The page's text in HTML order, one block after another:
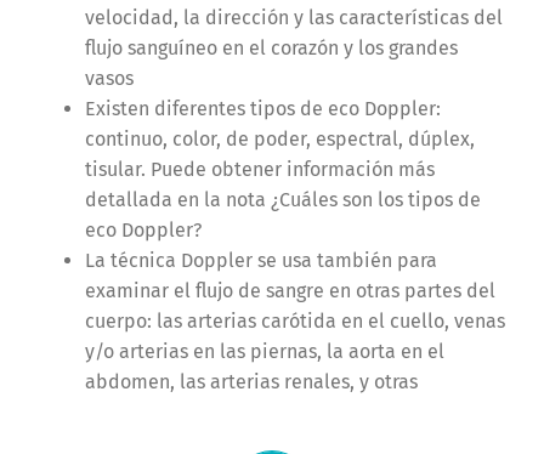
velocidad, la dirección y las características del
flujo sanguíneo en el corazón y los grandes
vasos
Existen diferentes tipos de eco Doppler:
continuo, color, de poder, espectral, dúplex,
tisular. Puede obtener información más
detallada en la nota ¿Cuáles son los tipos de
eco Doppler?
La técnica Doppler se usa también para
examinar el flujo de sangre en otras partes del
cuerpo: las arterias carótida en el cuello, venas
y/o arterias en las piernas, la aorta en el
abdomen, las arterias renales, y otras